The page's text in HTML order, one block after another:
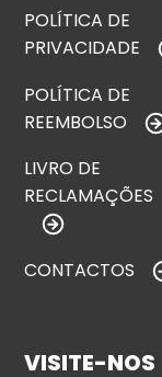
POLÍTICA DE
PRIVACIDADE
POLÍTICA DE
REEMBOLSO
LIVRO DE
RECLAMAÇÕES
CONTACTOS
VISITE-NOS